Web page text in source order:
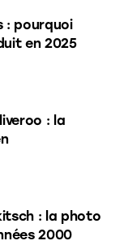
: pourquoi
en 2025
: la
: la photo
2000